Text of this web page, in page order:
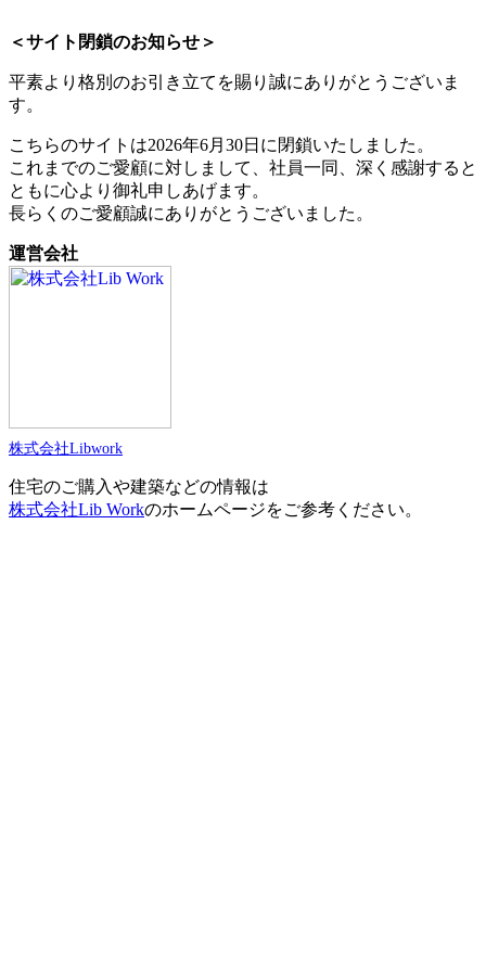
＜サイト閉鎖のお知らせ＞
平素より格別のお引き立てを賜り誠にありがとうございま
す。
こちらのサイトは2026年6月30日に閉鎖いたしました。
これまでのご愛顧に対しまして、社員一同、深く感謝すると
ともに心より御礼申しあげます。
長らくのご愛顧誠にありがとうございました。
運営会社
株式会社Libwork
住宅のご購入や建築などの情報は
株式会社Lib Workのホームページをご参考ください。